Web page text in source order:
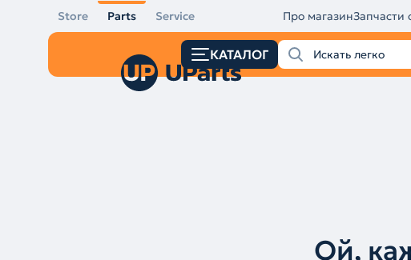
Store Parts Service Про магазинЗапчасти
КАТАЛОГ
Ой,